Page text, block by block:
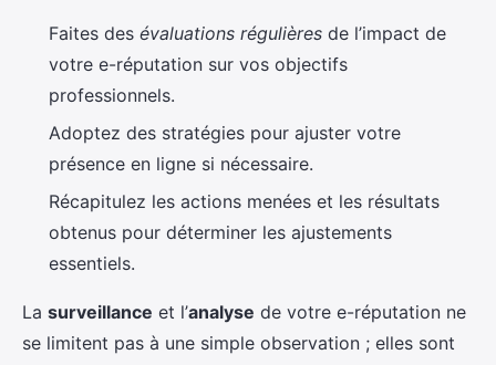
Faites des évaluations régulières de l’impact de
votre e-réputation sur vos objectifs
professionnels.
Adoptez des stratégies pour ajuster votre
présence en ligne si nécessaire.
Récapitulez les actions menées et les résultats
obtenus pour déterminer les ajustements
essentiels.
La surveillance et l’analyse de votre e-réputation ne
se limitent pas à une simple observation ; elles sont